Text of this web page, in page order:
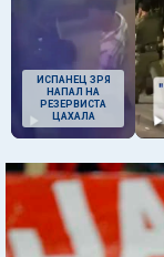
ИСПАНЕЦ ЗРЯ
НАПАЛ НА
РЕЗЕРВИСТА
ЦАХАЛА